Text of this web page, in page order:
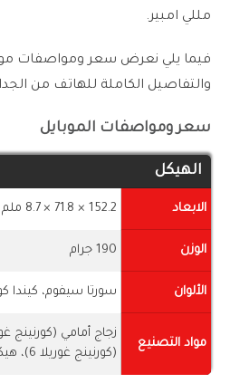
مللي امبير.
والتفاصيل الكاملة للهاتف من
سعر ومواصفات الموبايل
الهيكل
الابعاد 152.2 × 71.8 × 8.7 ملم
الوزن 190 جرام
الألوان سورتا سيفوم، كيندا
مواد التصنيع
زجاج أمامي (كورنينج
(كورنينج غوريلا 6)، هيكل من الألومنيوم